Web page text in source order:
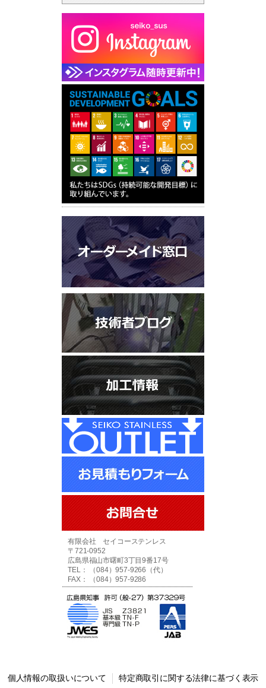
有限会社 セイコーステンレス
〒721-0952
広島県福山市曙町3丁目9番17号
TEL： （084）957-9266（代）
FAX： （084）957-9286
個人情報の取扱いについて 特定商取引に関する法律に基づく表示